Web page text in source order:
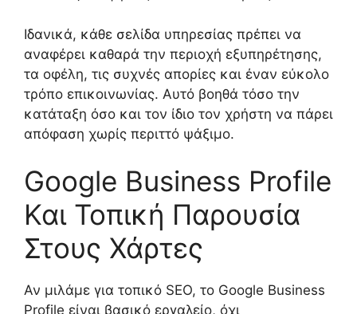
Ιδανικά, κάθε σελίδα υπηρεσίας πρέπει να
αναφέρει καθαρά την περιοχή εξυπηρέτησης,
τα οφέλη, τις συχνές απορίες και έναν εύκολο
τρόπο επικοινωνίας. Αυτό βοηθά τόσο την
κατάταξη όσο και τον ίδιο τον χρήστη να πάρει
απόφαση χωρίς περιττό ψάξιμο.
Google Business Profile
Και Τοπική Παρουσία
Στους Χάρτες
Αν μιλάμε για τοπικό SEO, το Google Business
Profile είναι βασικό εργαλείο, όχι